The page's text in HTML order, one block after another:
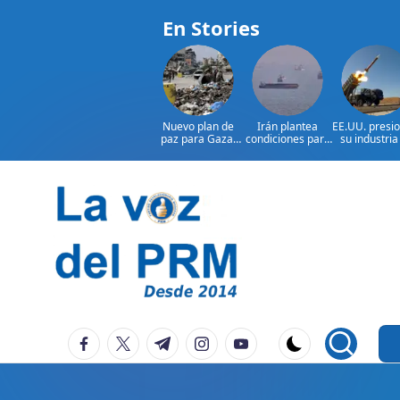
En Stories
Nuevo plan de
paz para Gaza:
UU. a Israel?
Irán plantea
condiciones para
estrecho de
EE.UU.
su
contenido
eVoz
Del
facebook.com
twitter.com
t.me instagram.com
youtube.com